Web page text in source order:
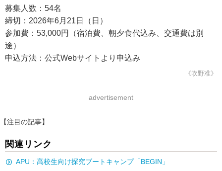
募集人数：54名
締切：2026年6月21日（日）
参加費：53,000円（宿泊費、朝夕食代込み、交通費は別
途）
申込方法：公式Webサイトより申込み
《吹野准》
advertisement
【注目の記事】
関連リンク
APU：高校生向け探究ブートキャンプ「BEGIN」